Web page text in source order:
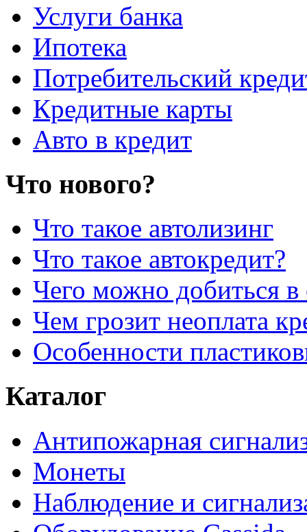
Услуги банка
Ипотека
Потребительский
Кредитные карты
Авто в кредит
Что нового?
Что такое автолизинг
Что такое автокредит?
Чего можно добиться в
Чем грозит неоплата
Особенности
Каталог
Антипожарная
Монеты
Наблюдение и